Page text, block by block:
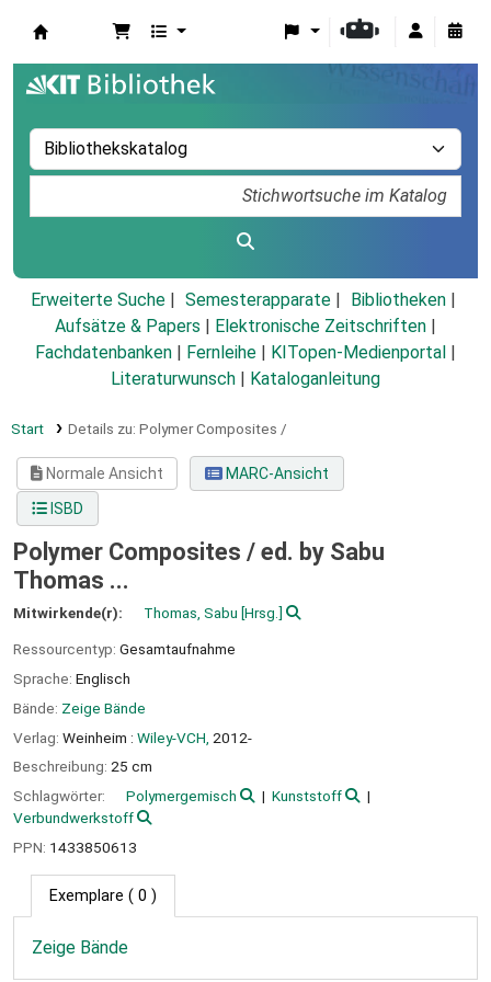
Erweiterte Suche Semesterapparate
Bibliotheken
Aufsätze & Papers
Elektronische Zeitschriften
Fachdatenbanken
Fernleihe KITopen-Medienportal
Literaturwunsch
Kataloganleitung
Start Details zu: Polymer Composites /
Normale Ansicht
MARC-Ansicht
ISBD
Polymer Composites / ed. by Sabu
Thomas ...
Mitwirkende(r): Thomas, Sabu [Hrsg.]
Ressourcentyp: Gesamtaufnahme
Sprache: Englisch
Bände: Zeige Bände
Verlag: Weinheim : Wiley-VCH, 2012-
Beschreibung: 25 cm
Schlagwörter:
Polymergemisch
Kunststoff
Verbundwerkstoff
PPN: 1433850613
Exemplare ( 0 )
Zeige Bände